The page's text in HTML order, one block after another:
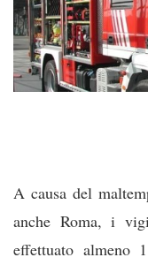
A causa del
anche Roma, i
effettuato almeno